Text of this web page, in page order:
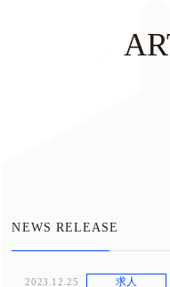
NEWS RELEASE
2023.12.25 求人